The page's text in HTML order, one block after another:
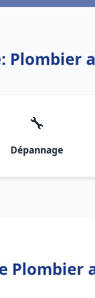
Plombier
🔧
Dépannage
Plombier